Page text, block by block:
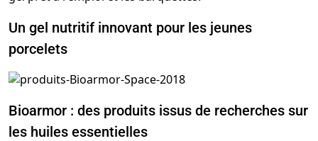
Un gel nutritif innovant pour les jeunes
porcelets
Bioarmor : des produits issus de recherches sur
les huiles essentielles